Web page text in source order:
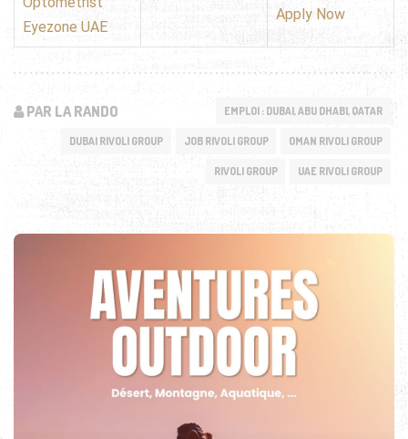
Eyezone UAE
Apply Now
PAR LA RANDO EMPLOI : DUBAI, ABU DHABI, QATAR
DUBAI RIVOLI GROUP JOB RIVOLI GROUP OMAN RIVOLI GROUP
RIVOLI GROUP UAE RIVOLI GROUP